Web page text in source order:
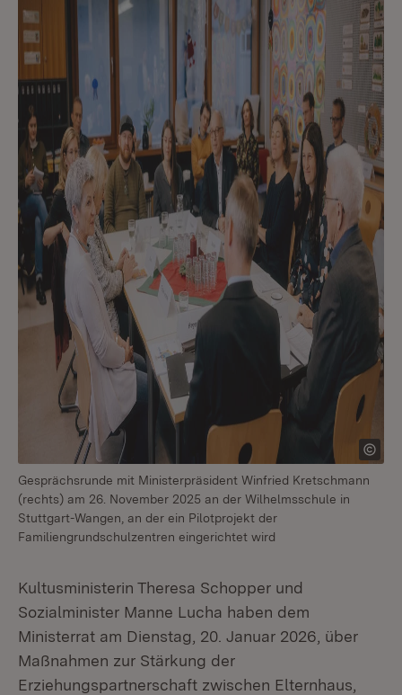
Gesprächsrunde mit Ministerpräsident Winfried Kretschmann
(rechts) am 26. November 2025 an der Wilhelmsschule in
Stuttgart-Wangen, an der ein Pilotprojekt der
Familiengrundschulzentren eingerichtet wird
Kultusministerin Theresa Schopper und
Sozialminister Manne Lucha haben dem
Ministerrat am Dienstag, 20. Januar 2026, über
Maßnahmen zur Stärkung der
Erziehungspartnerschaft zwischen Elternhaus,